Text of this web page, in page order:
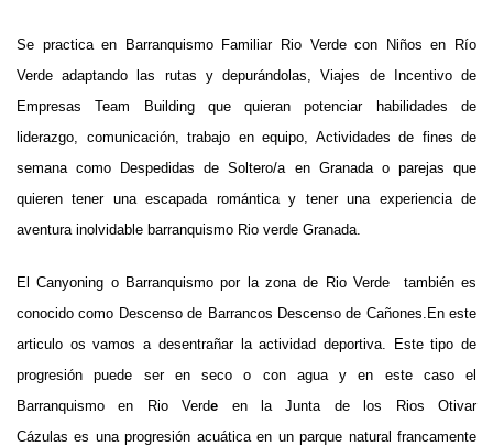
Se practica en Barranquismo Familiar Rio Verdecon Niños en Río
Verde adaptando las rutas y depurándolas ,Viajes de Incentivode
EmpresasTeam Building que quieran potenciar habilidades de
liderazgo, comunicación, trabajo en equipo , Actividades de fines de
semana como Despedidas de Soltero/a en Granada o parejas que
quieren tener una escapada romántica y tener una experiencia de
aventura inolvidable barranquismo Rio verde Granada.
El Canyoning o Barranquismo por la zona de Rio Verde también es
conocido como Descenso de Barrancos Descenso de Cañones.En este
articulo os vamos a desentrañar la actividad deportiva. Este tipo de
progresión puede ser en seco o con agua y en este caso el
Barranquismo en Rio Verde en la Junta de los Rios Otivar
Cázulas es una progresión acuática en un parque natural francamente